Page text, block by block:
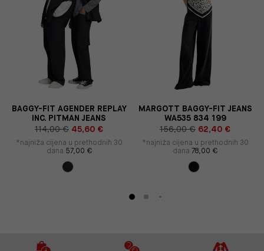
BAGGY-FIT AGENDER REPLAY
INC. PITMAN JEANS
114,00 € 45,60 €
*najniža cijena u prethodnih 30
dana 57,00 €
MARGOTT BAGGY-FIT JEANS
WA535 834 199
156,00 € 62,40 €
*najniža cijena u prethodnih 30
dana 78,00 €